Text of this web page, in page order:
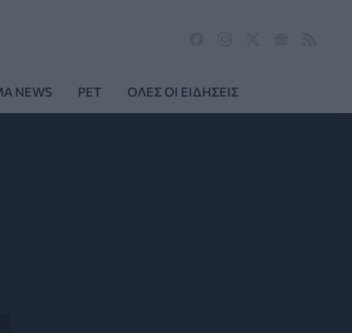
NEWS PET ΟΛΕΣ ΟΙ ΕΙΔΗΣΕΙΣ